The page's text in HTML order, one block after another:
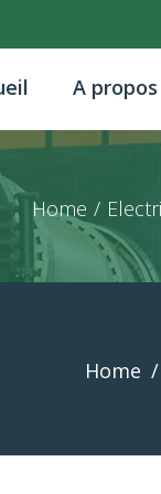
A propos
Home /
Home /